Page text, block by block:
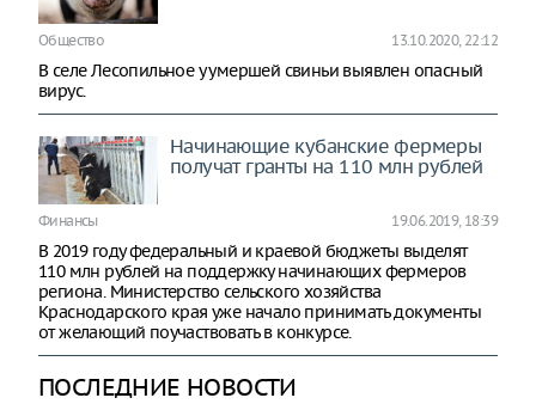
Общество 13.10.2020, 22:12
В селе Лесопильное у умершей свиньи выявлен опасный
вирус.
Начинающие кубанские фермеры
получат гранты на 110 млн рублей
Финансы 19.06.2019, 18:39
В 2019 году федеральный и краевой бюджеты выделят
110 млн рублей на поддержку начинающих фермеров
региона. Министерство сельского хозяйства
Краснодарского края уже начало принимать документы
от желающий поучаствовать в конкурсе.
ПОСЛЕДНИЕ НОВОСТИ